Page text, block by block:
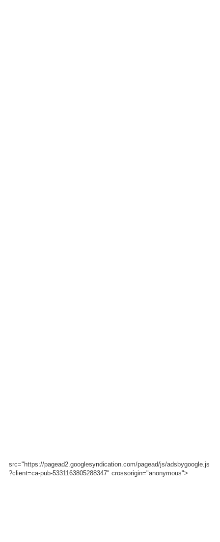
src="https://pagead2.googlesyndication.com/pagead/js/adsbygoogle.js
?client=ca-pub-5331163805288347" crossorigin="anonymous">